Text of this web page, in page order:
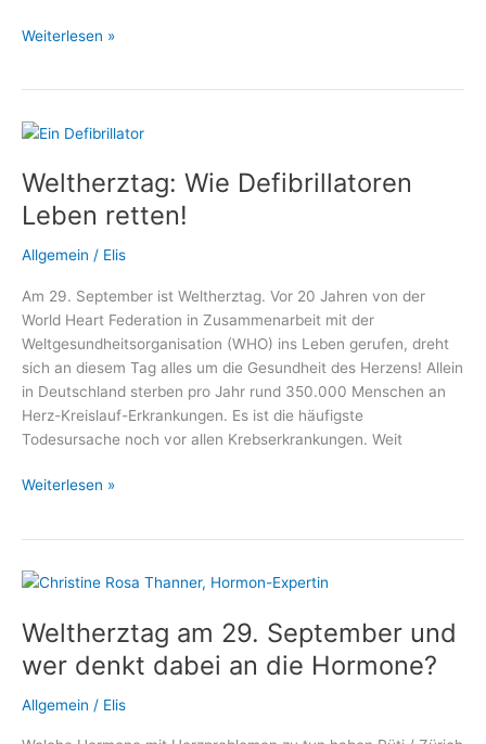
Telefonaktion
Jubiläum
Diabetologie
am
DGD-
Krankenhaus
Weiterlesen »
Weltherztag: Wie Defibrillatoren
Leben retten!
Allgemein / Elis
Am 29. September ist Weltherztag. Vor 20 Jahren von der
World Heart Federation in Zusammenarbeit mit der
Weltgesundheitsorganisation (WHO) ins Leben gerufen, dreht
sich an diesem Tag alles um die Gesundheit des Herzens! Allein
in Deutschland sterben pro Jahr rund 350.000 Menschen an
Herz-Kreislauf-Erkrankungen. Es ist die häufigste
Todesursache noch vor allen Krebserkrankungen. Weit
Weltherztag:
retten!
Weiterlesen »
Weltherztag am 29. September und
wer denkt dabei an die Hormone?
Allgemein / Elis